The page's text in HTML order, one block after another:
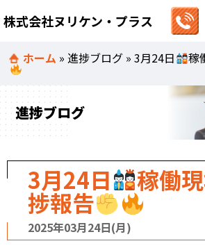
株式会社ヌリケン・プラス
ホーム »進捗ブログ »3月24日 稼
進捗ブログ
3月24日 稼働
捗報告
2025年03月24日(月)